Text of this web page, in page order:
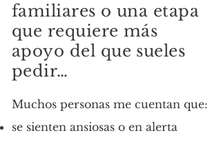
familiares o una etapa
que requiere más
apoyo del que sueles
pedir…
Muchos personas me cuentan que:
se sienten ansiosas o en alerta